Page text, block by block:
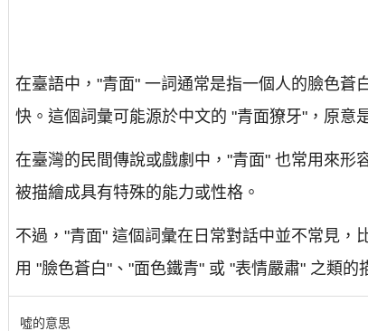
在臺語中，"青面" 一詞通常是指一個人的臉色蒼
快。這個詞彙可能源於中文的 "青面獠牙"，原意
在臺灣的民間傳說或戲劇中，"青面" 也常用來形
被描繪成具有特殊的能力或性格。
不過，"青面" 這個詞彙在日常對話中並不常見
用 "臉色蒼白"、"面色鐵青" 或 "表情嚴肅" 之類的
噓的意思